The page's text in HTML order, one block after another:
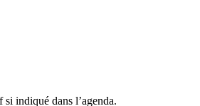
si indiqué dans l’agenda.